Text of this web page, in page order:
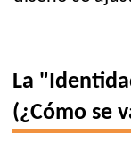
La
(¿Cómo se